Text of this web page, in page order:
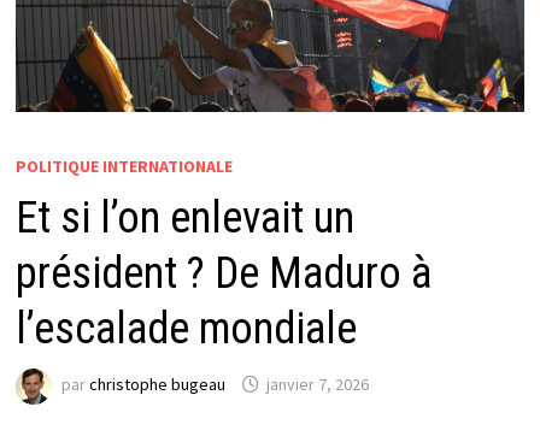
POLITIQUE INTERNATIONALE
Et si l’on enlevait un
président ? De Maduro à
l’escalade mondiale
parchristophe bugeau janvier 7, 2026